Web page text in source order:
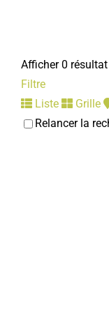
Afficher 0 résultat
Filtre
Liste
Grille
Relancer la